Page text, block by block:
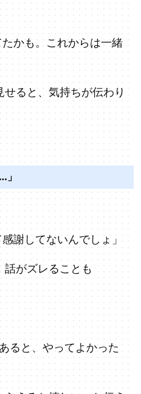
たかも。これからは一緒
ると、気持ちが伝わり
」
謝してないんでしょ」
がズレることも
ると、やってよかった